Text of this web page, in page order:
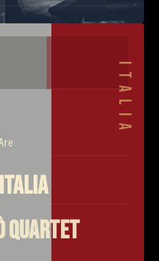
Quartet